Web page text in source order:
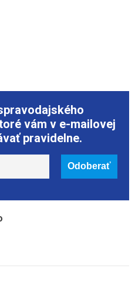
vám v e-mailovej
pravidelne.